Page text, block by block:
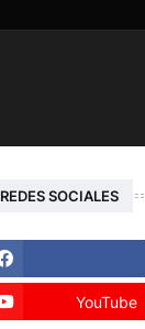
REDES SOCIALES
YouTube